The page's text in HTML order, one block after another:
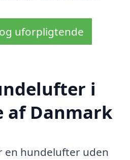
uforpligtende
i
af Danmark
en hundelufter uden